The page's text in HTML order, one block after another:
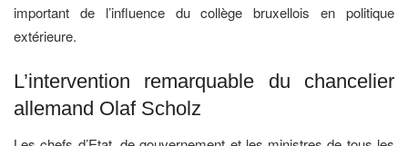
important de l’influence du collège bruxellois en politique
extérieure.
L’intervention remarquable du chancelier
allemand Olaf Scholz